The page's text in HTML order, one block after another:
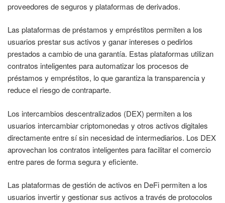
proveedores de seguros y plataformas de derivados.
Las plataformas de préstamos y empréstitos permiten a los
usuarios prestar sus activos y ganar intereses o pedirlos
prestados a cambio de una garantía. Estas plataformas utilizan
contratos inteligentes para automatizar los procesos de
préstamos y empréstitos, lo que garantiza la transparencia y
reduce el riesgo de contraparte.
Los intercambios descentralizados (DEX) permiten a los
usuarios intercambiar criptomonedas y otros activos digitales
directamente entre sí sin necesidad de intermediarios. Los DEX
aprovechan los contratos inteligentes para facilitar el comercio
entre pares de forma segura y eficiente.
Las plataformas de gestión de activos en DeFi permiten a los
usuarios invertir y gestionar sus activos a través de protocolos